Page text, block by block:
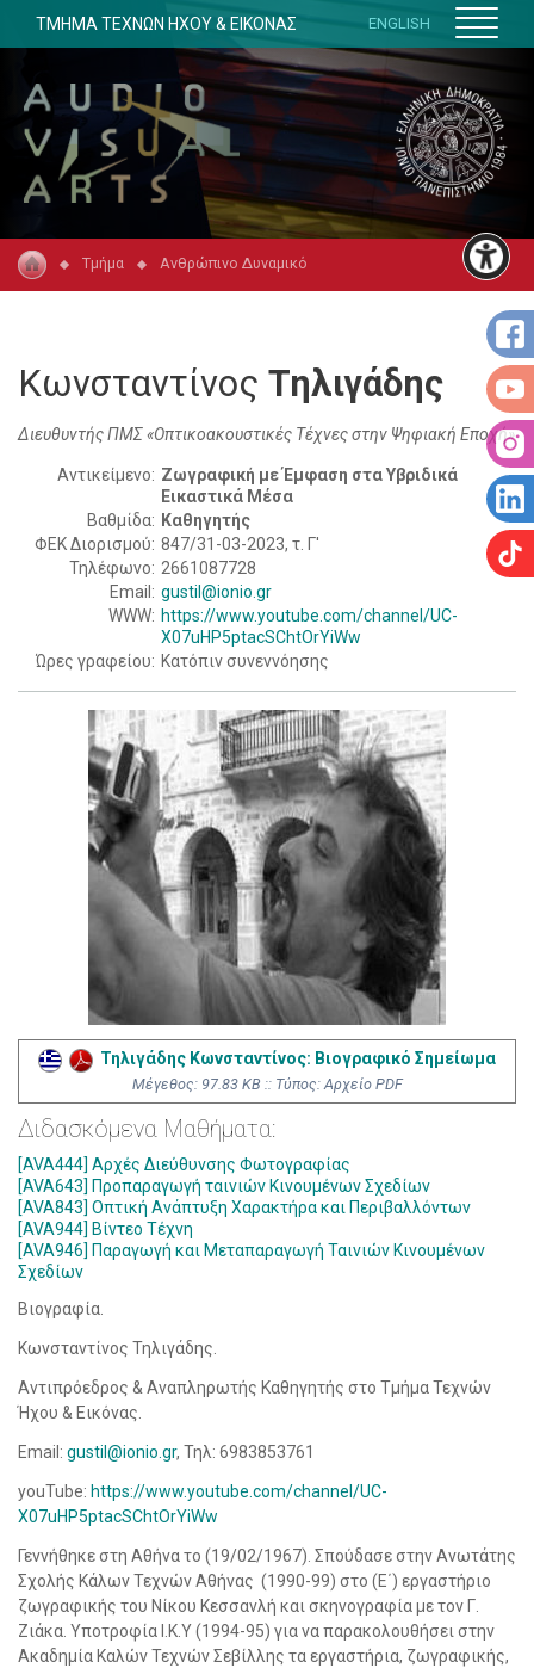
ΤΜΗΜΑ ΤΕΧΝΩΝ ΗΧΟΥ & ΕΙΚΟΝΑΣ ENGLISH
Τμήμα Ανθρώπινο Δυναμικό
Κωνσταντίνος Τηλιγάδης
Διευθυντής ΠΜΣ «Οπτικοακουστικές Τέχνες στην Ψηφιακή Εποχή»
Αντικείμενο: Ζωγραφική με Έμφαση στα Υβριδικά
Εικαστικά Μέσα
Βαθμίδα: Καθηγητής
ΦΕΚ Διορισμού: 847/31-03-2023, τ. Γ'
Τηλέφωνο: 2661087728
Email: gustil@ionio.gr
WWW: https://www.youtube.com/channel/UC-
X07uHP5ptacSChtOrYiWw
Ώρες γραφείου: Κατόπιν συνεννόησης
Τηλιγάδης Κωνσταντίνος: Βιογραφικό Σημείωμα
Mέγεθος: 97.83 KB :: Τύπος: Αρχείο PDF
Διδασκόμενα Μαθήματα:
[AVA444] Αρχές Διεύθυνσης Φωτογραφίας
[AVA643] Προπαραγωγή ταινιών Κινουμένων Σχεδίων
[AVA843] Οπτική Ανάπτυξη Χαρακτήρα και Περιβαλλόντων
[AVA944] Βίντεο Τέχνη
[AVA946] Παραγωγή και Μεταπαραγωγή Ταινιών Κινουμένων
Σχεδίων
Βιογραφία.
Κωνσταντίνος Τηλιγάδης.
Αντιπρόεδρος & Αναπληρωτής Καθηγητής στο Τμήμα Τεχνών
Ήχου & Εικόνας.
Email: gustil@ionio.gr, Τηλ: 6983853761
youTube: https://www.youtube.com/channel/UC-
X07uHP5ptacSChtOrYiWw
Γεννήθηκε στη Αθήνα το (19/02/1967). Σπούδασε στην Ανωτάτης
Σχολής Κάλων Τεχνών Αθήνας (1990-99) στο (Ε΄) εργαστήριο
ζωγραφικής του Νίκου Κεσσανλή και σκηνογραφία με τον Γ.
Ζιάκα. Υποτροφία Ι.Κ.Υ (1994-95) για να παρακολουθήσει στην
Ακαδημία Καλών Τεχνών Σεβίλλης τα εργαστήρια, ζωγραφικής,